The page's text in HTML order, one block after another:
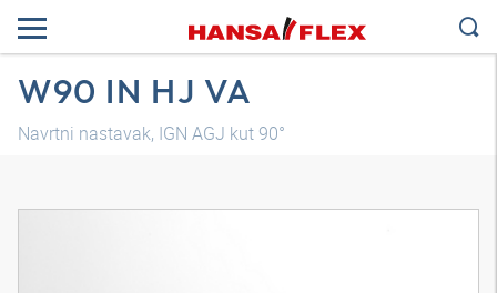
W90 IN HJ VA
Navrtni nastavak, IGN AGJ kut 90°